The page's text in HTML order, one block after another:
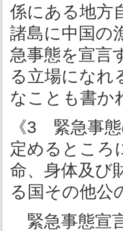
係にある地方
諸島に中国の
急事態を宣言
る立場になれ
なことも書か
《3 緊急事
定めるところ
命、身体及び
る国その他公
緊急事態宣